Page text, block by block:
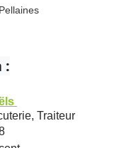
:
Traiteur